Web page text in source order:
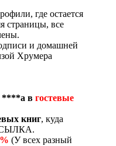
где остается
страницы, все
и домашней
Хрумера
****а в гостевые
книг, куда
(У всех разный